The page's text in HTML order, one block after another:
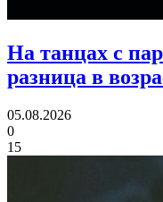
На танцах с
разница в
05.08.2026
0
15